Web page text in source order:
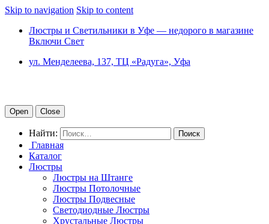
Skip to navigation Skip to content
Люстры и Светильники в Уфе — недорого в магазине
Включи Свет
ул. Менделеева, 137, ТЦ «Радуга», Уфа
Open Close
Найти:
Главная
Каталог
Люстры
Люстры на Штанге
Люстры Потолочные
Люстры Подвесные
Светодиодные Люстры
Хрустальные Люстры